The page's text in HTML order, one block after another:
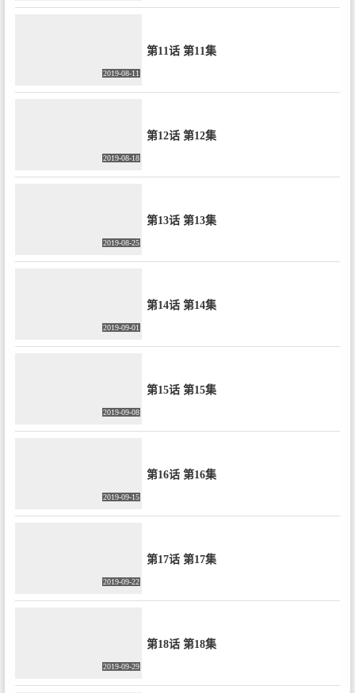
2019-08-11
第11话 第11集
2019-08-18
第12话 第12集
2019-08-25
第13话 第13集
2019-09-01
第14话 第14集
2019-09-08
第15话 第15集
2019-09-15
第16话 第16集
2019-09-22
第17话 第17集
2019-09-29
第18话 第18集